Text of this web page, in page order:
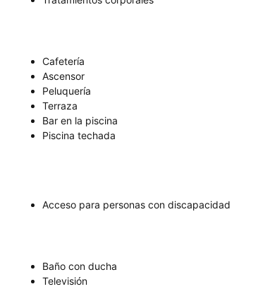
Cafetería
Ascensor
Peluquería
Terraza
Bar en la piscina
Piscina techada
Acceso para personas con discapacidad
Baño con ducha
Televisión